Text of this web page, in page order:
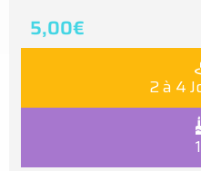
5,00€
2 à 4